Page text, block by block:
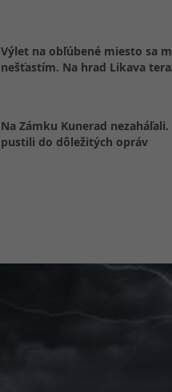
Výlet na obľúbené miesto sa
nešťastím. Na hrad Likava
Na Zámku Kunerad
pustili do dôležitých opráv